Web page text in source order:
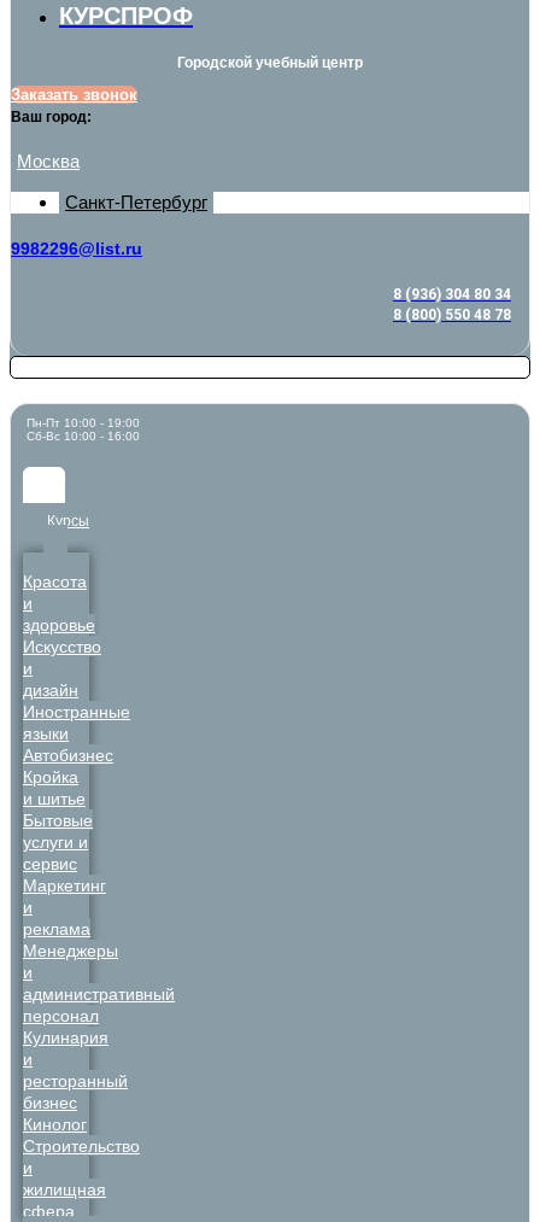
КУРСПРОФ
Городской учебный центр
Заказать звонок
Ваш город:
Москва
Санкт-Петербург
9982296@list.ru
8 (936) 304 80 34
8 (800) 550 48 78
Пн-Пт 10:00 - 19:00
Сб-Вс 10:00 - 16:00
Курсы
Красота
и
здоровье
Искусство
и
дизайн
Иностранные
языки
Автобизнес
Кройка
и шитье
Бытовые
услуги и
сервис
Маркетинг
и
реклама
Менеджеры
и
административный
персонал
Кулинария
и
ресторанный
бизнес
Кинолог
Строительство
и
жилищная
сфера